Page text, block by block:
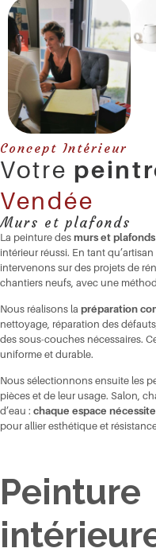
Concept Intérieur
Votre
Vendée
Murs et plafonds
La peinture desmurs et plafonds
intérieur réussi. En tant
intervenons sur des projets de
chantiers neufs, avec une
Nous réalisons la préparation
nettoyage, réparation des
des sous-couches nécessaires.
uniforme et durable.
Nous sélectionnons ensuite les
pièces et de leur usage. Salon,
d’eau : chaque espace
pour allier esthétique et
Peinture